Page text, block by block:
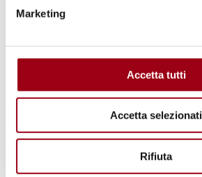
Marketing
Accetta tutti
Accetta selezionati
Rifiuta
02.07.2019